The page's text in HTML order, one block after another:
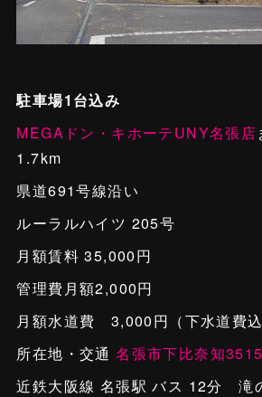
駐車場1台込み
MEGAドン・キホーテUNY名張店
1.7km
県道691号線沿い
ルーラルハイツ 205号
月額賃料 35,000円
管理費月額2,000円
月額水道費 3,000円（下水道費込
所在地・交通名張市下比奈知
近鉄大阪線 名張駅 バス 12分 滝